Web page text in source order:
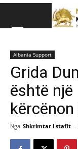
Këshillit
Albania Support
Grida
është
Nga Shkrimtar i stafit -